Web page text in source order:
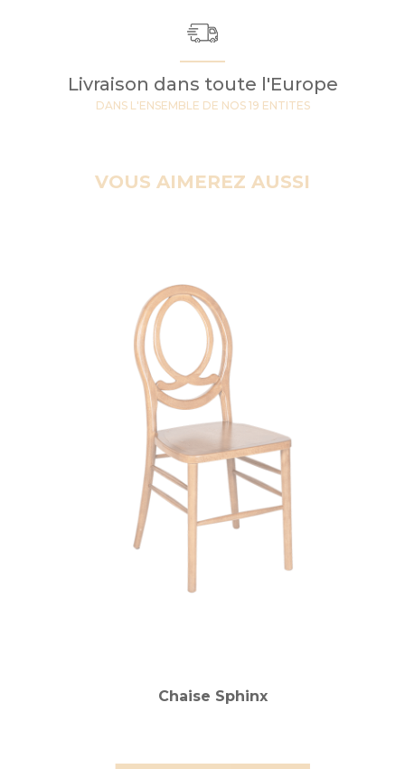
Livraison dans toute l'Europe
DANS L'ENSEMBLE DE NOS 19 ENTITES
VOUS AIMEREZ AUSSI
Chaise Sphinx